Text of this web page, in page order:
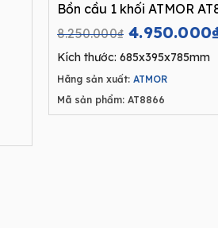
Bồn cầu 1 khối ATMOR
8.250.000₫ Original
price
was:
8.250.000₫.
4.950.000
Kích thước: 685x395x785mm
Hãng sản xuất: ATMOR
Mã sản phẩm: AT8866